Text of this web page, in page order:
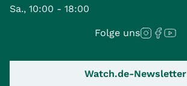
Sa., 10:00 - 18:00
Folge uns
Watch.de-Newsletter